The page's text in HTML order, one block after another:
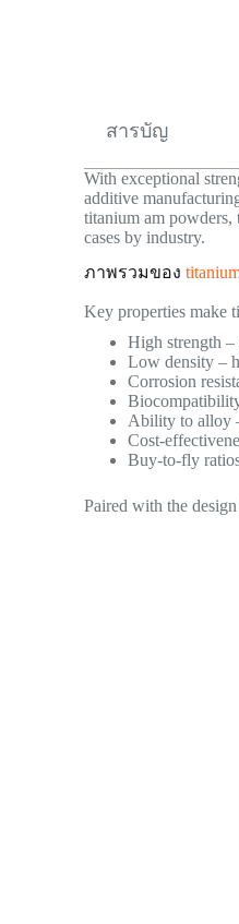
สารบัญ
With exceptional
additive
titanium am powders,
cases by industry.
ภาพรวมของ
Key properties make
High strength
Low density –
Corrosion
Ability to alloy
Cost-
Buy-to-fly
Paired with the